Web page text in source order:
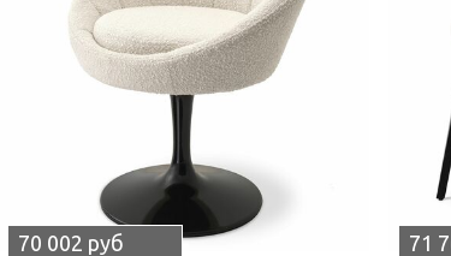
70 002 руб 71